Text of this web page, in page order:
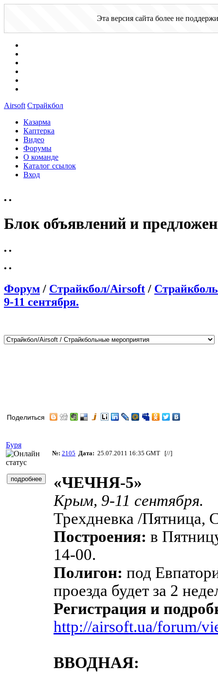
Эта версия сайта более не
Airsoft Страйкбол
Казарма
Каптерка
Видео
Форумы
О команде
Каталог ссылок
Вход
• •
Блок объявлений и
• •
• •
Форум / Страйкбол/Airsoft /
9-11 сентября.
Поделиться
Буря
№: 2105 Дата: 25.07.2011 16:35 GMT [//]
«ЧЕЧНЯ-5»
Крым, 9-11 сентября.
Трехдневка /Пятница,
Построения: в
14-00.
Полигон: под
проезда будет за 2
Регистрация и
http://airsoft.ua/forum/
ВВОДНАЯ: